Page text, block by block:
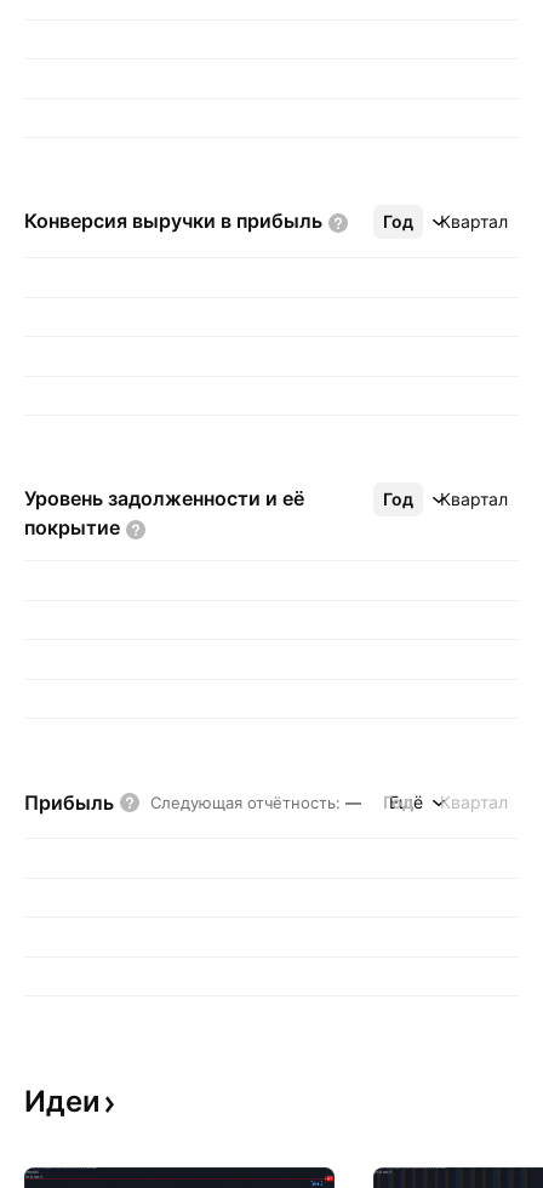
Конверсия выручки в прибыль Год Квартал
Ещё
Уровень задолженности и её
покрытие
Год Квартал
Ещё
Прибыль Следующая отчётность: — Год Квартал
Ещё
Идеи